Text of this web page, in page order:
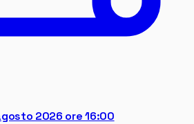
2026 ore 16:00